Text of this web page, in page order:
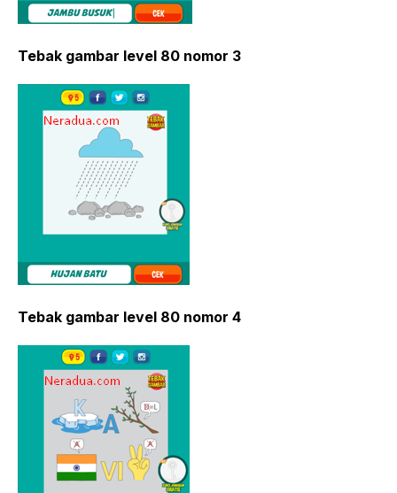
Tebak gambar level 80 nomor 3
Tebak gambar level 80 nomor 4